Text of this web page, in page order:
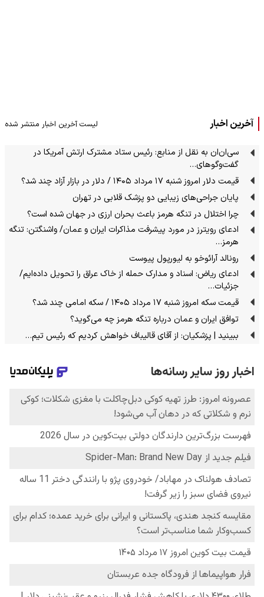
آخرین اخبار لیست آخرین اخبار منتشر شده
سی‌ان‌ان‌ به نقل از منابع: رئیس ستاد مشترک ارتش آمریکا در
گفت‌وگوهای…
قیمت دلار امروز شنبه ۱۷ مرداد ۱۴۰۵ / دلار در بازار آزاد چند شد؟
پایان جراحی‌های زیبایی دو پزشک قلابی در تهران
چرا اختلال در تنگه هرمز باعث بحران ارزی در جهان شده است؟
ادعای رویترز در مورد پیشرفت مذاکرات ایران و عمان/ واشنگتن: تنگه
هرمز…
رونالد آرائوخو به لیورپول پیوست
ادعای ریاض: اسناد و مدارک حمله از خاک عراق را تحویل داده‌ایم/
جزئیات…
قیمت سکه امروز شنبه ۱۷ مرداد ۱۴۰۵ / سکه امامی چند شد؟
توافق ایران و عمان درباره تنگه هرمز چه می‌گوید؟
ببینید | پزشکیان: از آقای قالیباف خواهش کردیم که رئیس تیم…